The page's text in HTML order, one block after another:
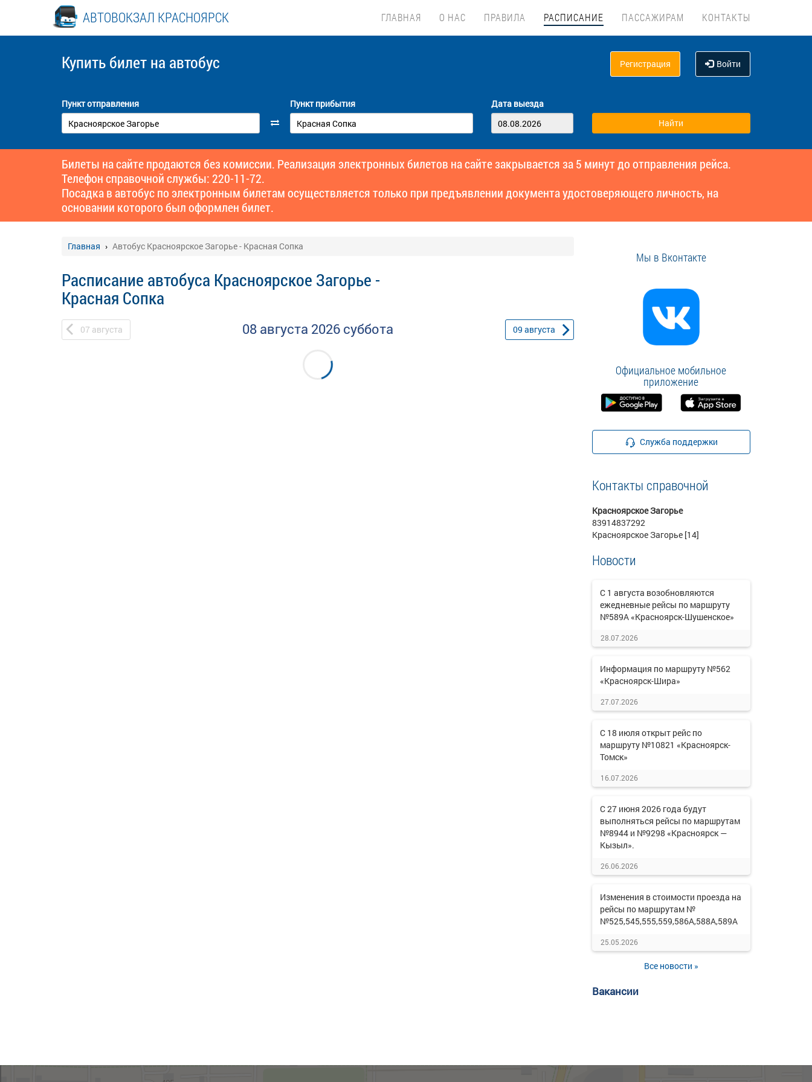
АВТОВОКЗАЛ КРАСНОЯРСК ГЛАВНАЯ О НАС ПРАВИЛА РАСПИСАНИЕ ПАССАЖИРАМ КОНТАКТЫ
Купить билет на автобус Регистрация Войти
Пункт отправления Пункт прибытия Дата выезда
Билеты на сайте продаются без комиссии. Реализация электронных билетов на сайте закрывается за 5 минут до отправления рейса.
Телефон справочной службы: 220-11-72.
Посадка в автобус по электронным билетам осуществляется только при предъявлении документа удостоверяющего личность, на
основании которого был оформлен билет.
Главная Автобус Красноярское Загорье - Красная Сопка
Расписание автобуса Красноярское Загорье -
Красная Сопка
07 августа 08 августа 2026 суббота 09 августа
Мы в Вконтакте
Официальное мобильное
приложение
Служба поддержки
Контакты справочной
Красноярское Загорье
83914837292
Красноярское Загорье [14]
Новости
С 1 августа возобновляются
ежедневные рейсы по маршруту
№589А «Красноярск-Шушенское»
28.07.2026
Информация по маршруту №562
«Красноярск-Шира»
27.07.2026
С 18 июля открыт рейс по
маршруту №10821 «Красноярск-
Томск»
16.07.2026
С 27 июня 2026 года будут
выполняться рейсы по маршрутам
№8944 и №9298 «Красноярск —
Кызыл».
26.06.2026
Изменения в стоимости проезда на
рейсы по маршрутам №
№525,545,555,559,586А,588А,589А
25.05.2026
Все новости »
Вакансии